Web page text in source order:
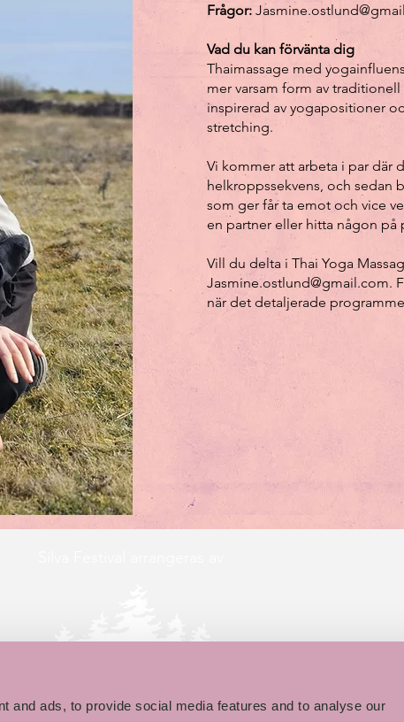
and ads, to provide social media features and to analyse our
Frågor:
Vad du kan förvänta dig
Thaimassage med
mer varsam form av
inspirerad av yogapositioner
stretching.
Vi kommer att arbeta i par där
helkroppssekvens, och sedan
som ger får ta emot och vice
en partner eller hitta någon på
Vill du delta i Thai Yoga
Jasmine.ostlund@gmail.com.
när det detaljerade